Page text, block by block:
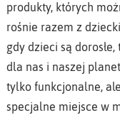
produkty, których
rośnie razem z
gdy dzieci są
dla nas i naszej
tylko funkcjonalne,
specjalne miejsce w